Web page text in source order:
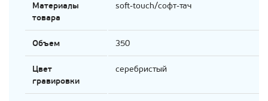
Материалы
товара
soft-touch/софт-тач
Объем 350
Цвет
гравировки
серебристый